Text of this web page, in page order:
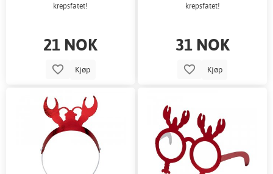
krepsfatet!
21 NOK
Kjøp
krepsfatet!
31 NOK
Kjøp